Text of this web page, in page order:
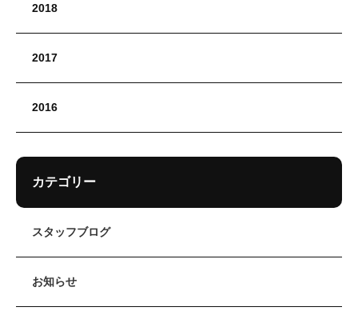
2018
2017
2016
カテゴリー
スタッフブログ
お知らせ